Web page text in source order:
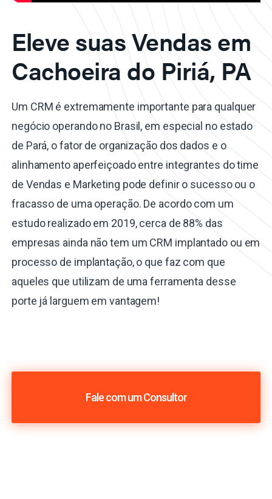
Eleve suas Vendas em
Cachoeira do Piriá, PA
Um CRM é extremamente importante para qualquer
negócio operando no Brasil, em especial no estado
de Pará, o fator de organização dos dados e o
alinhamento aperfeiçoado entre integrantes do time
de Vendas e Marketing pode definir o sucesso ou o
fracasso de uma operação. De acordo com um
estudo realizado em 2019, cerca de 88% das
empresas ainda não tem um CRM implantado ou em
processo de implantação, o que faz com que
aqueles que utilizam de uma ferramenta desse
porte já larguem em vantagem!
Fale com um Consultor